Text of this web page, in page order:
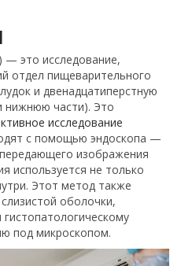
— это исследование,
отдел пищеварительного
и двенадцатиперстную
нижнюю части). Это
исследование
с помощью эндоскопа —
изображения
используется не только
Этот метод также
оболочки,
под микроскопом.